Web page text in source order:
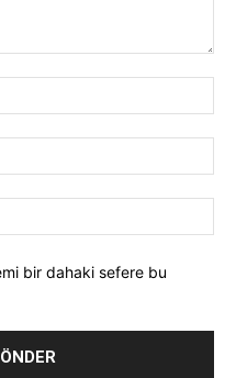
bir dahaki sefere bu